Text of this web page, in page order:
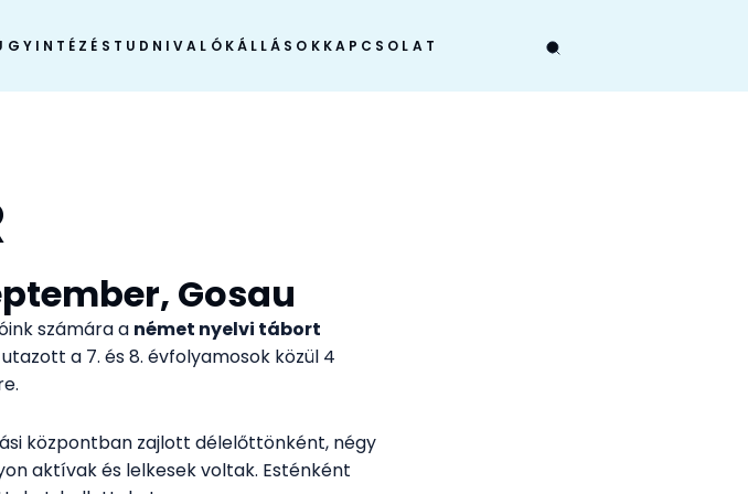
TUDNIVALÓKÁLLÁSOK KAPCSOLAT
Gosau
számára a német nyelvi tábort
utazott a 7. és 8. évfolyamosok közül 4
központban zajlott délelőttönként, négy
aktívak és lelkesek voltak. Esténként